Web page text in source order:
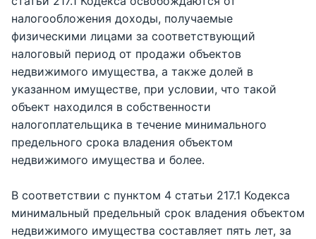
налогообложения доходы, получаемые
физическими лицами за соответствующий
налоговый период от продажи объектов
недвижимого имущества, а также долей в
указанном имуществе, при условии, что такой
объект находился в собственности
налогоплательщика в течение минимального
предельного срока владения объектом
недвижимого имущества и более.
В соответствии с пунктом 4 статьи 217.1 Кодекса
минимальный предельный срок владения объектом
недвижимого имущества составляет пять лет, за